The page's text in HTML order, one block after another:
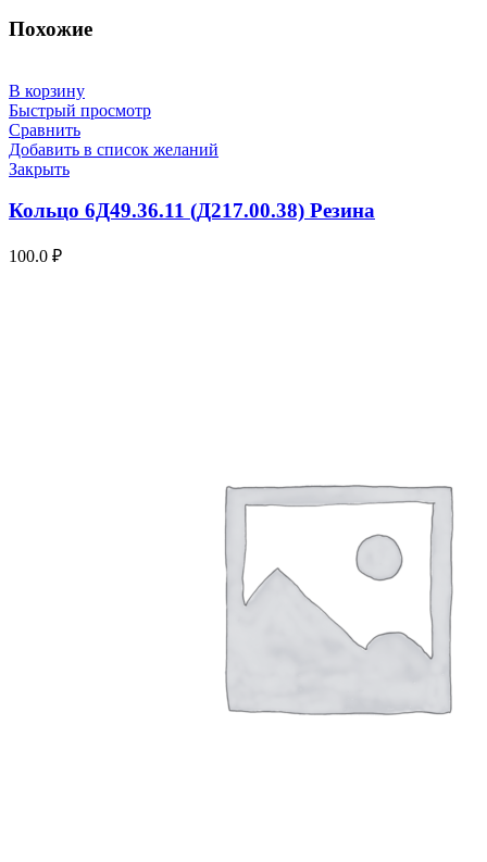
Похожие
В корзину
Быстрый просмотр
Сравнить
Добавить в список желаний
Закрыть
Кольцо 6Д49.36.11 (Д217.00.38) Резина
100.0 ₽